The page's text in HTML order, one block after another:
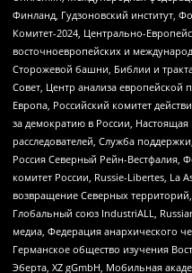
Финланд, Гудзоновский институт,
Комитет-2024, Центрально-
восточноевропейских и
Сторожевой башни, Библии и
Совет, Центр анализа европейской
Европа, Российский комитет
за демократию в России, Настоящая
расследователей, Служба
Россия Северный Рейн-
комитет России, Russie-Libertes, La
возвращение Северных
Глобальный союз IndustriALL,
медиа, Федерация анархического
Германское общество изучения
Эберта, XZ gGmbH, Мобильная